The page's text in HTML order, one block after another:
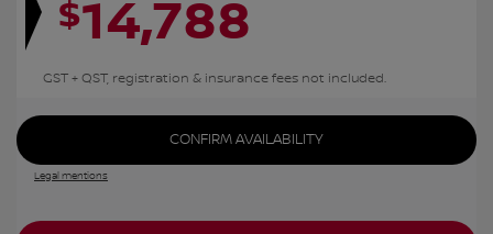
$14,788
GST + QST, registration & insurance fees not included.
CONFIRM AVAILABILITY
Legal mentions